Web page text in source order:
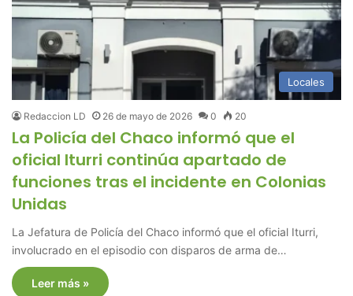
Locales
Redaccion LD 26 de mayo de 2026 0 20
La Policía del Chaco informó que el
oficial Iturri continúa apartado de
funciones tras el incidente en Colonias
Unidas
La Jefatura de Policía del Chaco informó que el oficial Iturri,
involucrado en el episodio con disparos de arma de…
Leer más »